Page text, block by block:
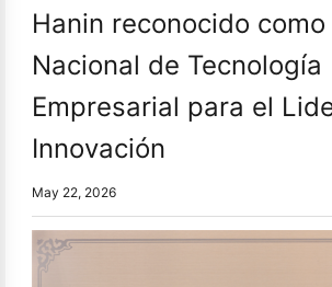
Hanin reconocido
Nacional de Tecnología
Empresarial para el
Innovación
May 22, 2026